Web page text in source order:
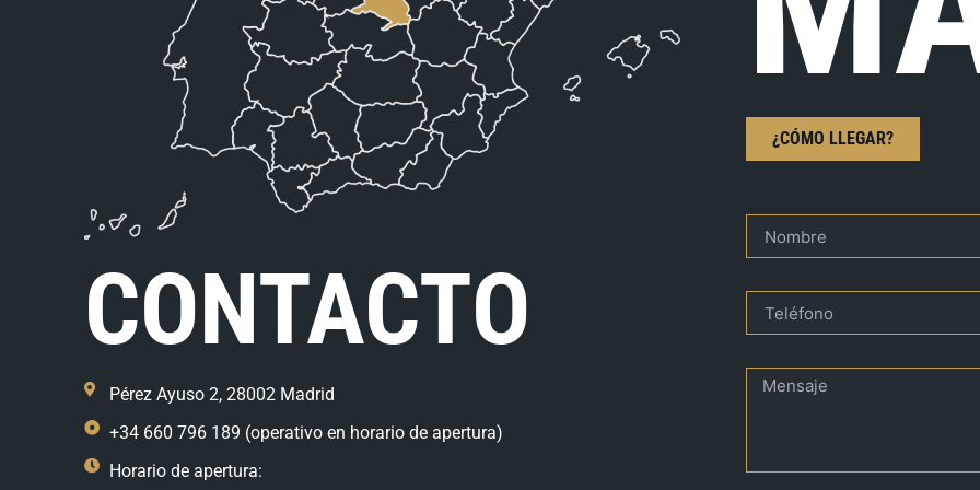
CONTACTO
Pérez Ayuso 2, 28002 Madrid
+34 660 796 189 (operativo en horario de apertura)
Horario de apertura:
¿CÓMO LLEGAR?